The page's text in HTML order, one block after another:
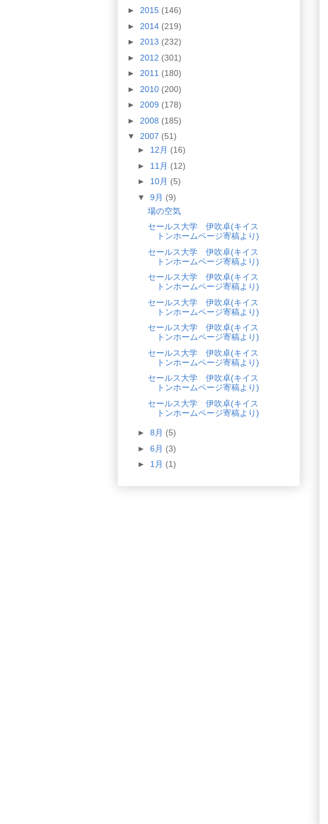
► 2015 (146)
► 2014 (219)
► 2013 (232)
► 2012 (301)
► 2011 (180)
► 2010 (200)
► 2009 (178)
► 2008 (185)
▼ 2007 (51)
► 12月 (16)
► 11月 (12)
► 10月 (5)
▼ 9月 (9)
場の空気
セールス大学 伊吹卓(キイス
トンホームページ寄稿より)
セールス大学 伊吹卓(キイス
トンホームページ寄稿より)
セールス大学 伊吹卓(キイス
トンホームページ寄稿より)
セールス大学 伊吹卓(キイス
トンホームページ寄稿より)
セールス大学 伊吹卓(キイス
トンホームページ寄稿より)
セールス大学 伊吹卓(キイス
トンホームページ寄稿より)
セールス大学 伊吹卓(キイス
トンホームページ寄稿より)
セールス大学 伊吹卓(キイス
トンホームページ寄稿より)
► 8月 (5)
► 6月 (3)
► 1月 (1)